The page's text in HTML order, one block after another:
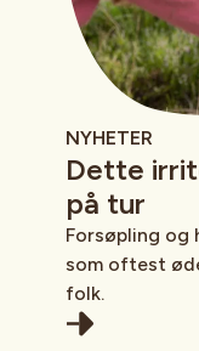
NYHETER
Dette
på tur
Forsøpling og
som oftest
folk.